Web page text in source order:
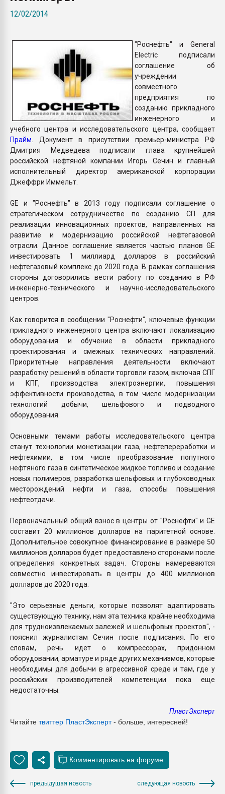
ПЕРЕЙТИ НА
12/02/2014
"Роснефть" и General
Electric подписали
соглашение об
учреждении
совместного
предприятия по
созданию прикладного
инженерного и
учебного центра и исследовательского центра, сообщает
Прайм . Документ в присутствии премьер-министра РФ
Дмитрия Медведева подписали глава крупнейшей
российской нефтяной компании Игорь Сечин и главный
исполнительный директор американской корпорации
Джеффри Иммельт.
GE и "Роснефть" в 2013 году подписали соглашение о
стратегическом сотрудничестве по созданию СП для
реализации инновационных проектов, направленных на
развитие и модернизацию российской нефтегазовой
отрасли. Данное соглашение является частью планов GE
инвестировать 1 миллиард долларов в российский
нефтегазовый комплекс до 2020 года. В рамках соглашения
стороны договорились вести работу по созданию в РФ
инженерно-технического и научно-исследовательского
центров.
Как говорится в сообщении "Роснефти", ключевые функции
прикладного инженерного центра включают локализацию
оборудования и обучение в области прикладного
проектирования и смежных технических направлений.
Приоритетные направления деятельности включают
разработку решений в области торговли газом, включая СПГ
и КПГ, производства электроэнергии, повышения
эффективности производства, в том числе модернизации
технологий добычи, шельфового и подводного
оборудования.
Основными темами работы исследовательского центра
станут технологии монетизации газа, нефтепереработки и
нефтехимии, в том числе преобразование попутного
нефтяного газа в синтетическое жидкое топливо и создание
новых полимеров, разработка шельфовых и глубоководных
месторождений нефти и газа, способы повышения
нефтеотдачи.
Первоначальный общий взнос в центры от "Роснефти" и GE
составит 20 миллионов долларов на паритетной основе.
Дополнительное совокупное финансирование в размере 50
миллионов долларов будет предоставлено сторонами после
определения конкретных задач. Стороны намереваются
совместно инвестировать в центры до 400 миллионов
долларов до 2020 года.
"Это серьезные деньги, которые позволят адаптировать
существующую технику, нам эта техника крайне необходима
для трудноизвлекаемых залежей и шельфовых проектов", -
пояснил журналистам Сечин после подписания. По его
словам, речь идет о компрессорах, придонном
оборудовании, арматуре и ряде других механизмов, которые
необходимы для добычи в агрессивной среде и там, где у
российских производителей компетенции пока еще
недостаточны.
ПластЭксперт
Читайте твиттер ПластЭксперт- больше, интересней!
предыдущая новость следующая новость